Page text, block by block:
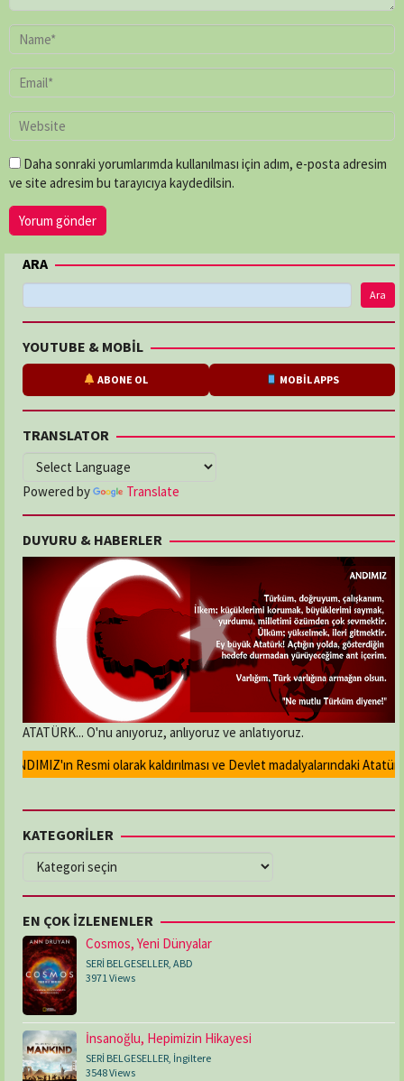
Daha sonraki yorumlarımda kullanılması için adım, e-posta adresim
ve site adresim bu tarayıcıya kaydedilsin.
ARA
Ara
YOUTUBE & MOBİL
ABONE OL MOBİL APPS
TRANSLATOR
Powered by Translate
DUYURU & HABERLER
ATATÜRK... O'nu anıyoruz, anlıyoruz ve anlatıyoruz.
Resmi olarak kaldırılması ve Devlet madalyalarındaki Atatürk
KATEGORİLER
KATEGORİLER
EN ÇOK İZLENENLER
Cosmos, Yeni Dünyalar
SERİ BELGESELLER, ABD
3971 Views
İnsanoğlu, Hepimizin Hikayesi
SERİ BELGESELLER, İngiltere
3548 Views